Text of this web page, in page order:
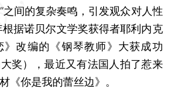
”之间的复杂奏鸣，引发观众对人性
据诺贝尔文学奖获得者耶利内克
》改编的《钢琴教师》大获成功
大奖），最近又有法国人拍了惹来
《你是我的蕾丝边》。